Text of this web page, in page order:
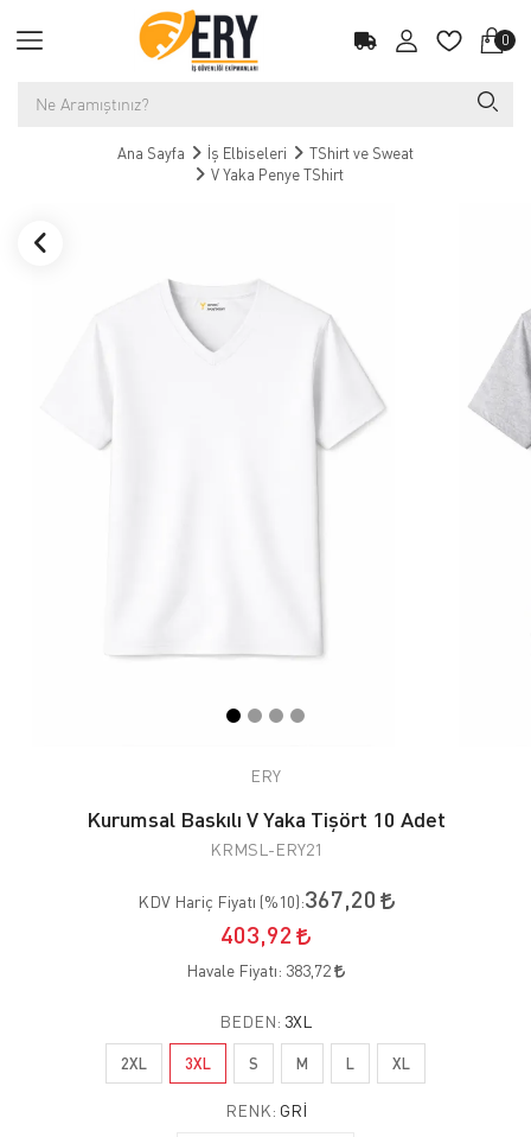
0
Ana Sayfa İş Elbiseleri
TShirt ve Sweat
V Yaka Penye TShirt
ERY
Kurumsal Baskılı V Yaka Tişört 10 Adet
KRMSL-ERY21
KDV Hariç Fiyatı (%10):367,20
403,92
Havale Fiyatı: 383,72
BEDEN: 3XL
2XL 3XL S M L XL
RENK: GRI